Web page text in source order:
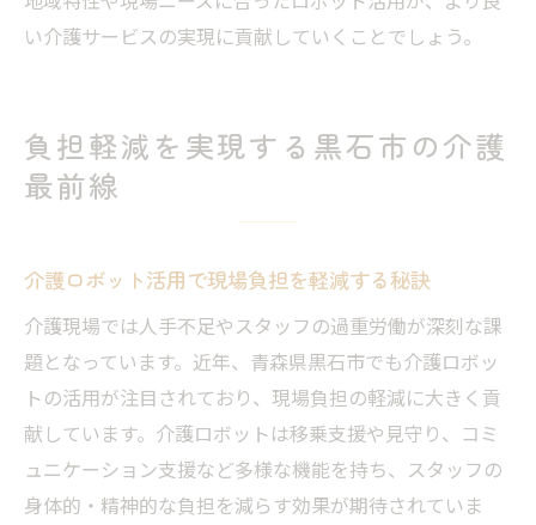
い介護サービスの実現に貢献していくことでしょう。
負担軽減を実現する黒石市の介護
最前線
介護ロボット活用で現場負担を軽減する秘訣
介護現場では人手不足やスタッフの過重労働が深刻な課
題となっています。近年、青森県黒石市でも介護ロボッ
トの活用が注目されており、現場負担の軽減に大きく貢
献しています。介護ロボットは移乗支援や見守り、コミ
ュニケーション支援など多様な機能を持ち、スタッフの
身体的・精神的な負担を減らす効果が期待されていま